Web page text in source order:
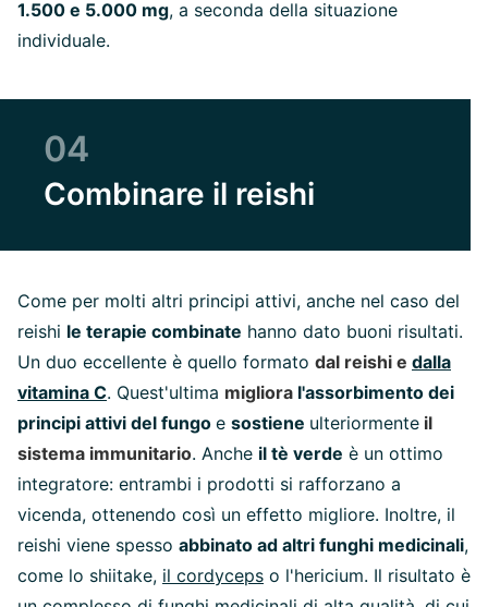
1.500 e 5.000 mg, a seconda della situazione
individuale.
04
Combinare il reishi
Come per molti altri principi attivi, anche nel caso del
reishi le terapie combinate hanno dato buoni risultati.
Un duo eccellente è quello formato dal reishi e dalla
vitamina C. Quest'ultima migliora l'assorbimento dei
principi attivi del fungo e sostiene ulteriormente il
sistema immunitario. Anche il tè verde è un ottimo
integratore: entrambi i prodotti si rafforzano a
vicenda, ottenendo così un effetto migliore. Inoltre, il
reishi viene spesso abbinato ad altri funghi medicinali,
come lo shiitake, il cordyceps o l'hericium. Il risultato è